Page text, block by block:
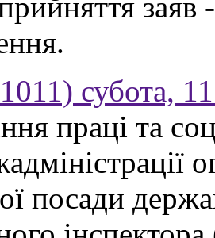
субота,
праці та
посади